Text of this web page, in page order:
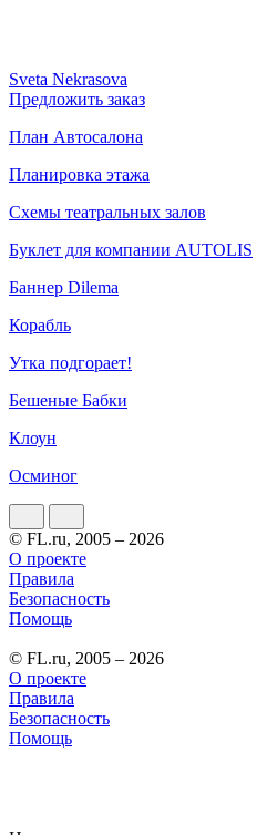
Sveta Nekrasova
Предложить заказ
План Автосалона
Планировка этажа
Схемы театральных залов
Буклет для компании AUTOLIS
Баннер Dilema
Корабль
Утка подгорает!
Бешеные Бабки
Клоун
Осминог
© FL.ru, 2005 – 2026
О проекте
Правила
Безопасность
Помощь
© FL.ru, 2005 – 2026
О проекте
Правила
Безопасность
Помощь